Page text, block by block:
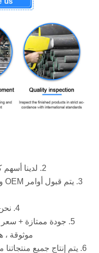
2. لدينا أسهم كافية ويمكننا تقديمها في وقت قصير.
4. نحن نوفر لك أنواع مختلفة من المنتجات.
5. جودة ممتازة +
موثوقة ،
6. يتم إنتاج جميع